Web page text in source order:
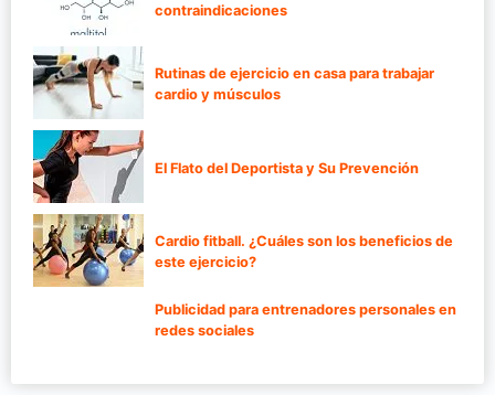
contraindicaciones
Rutinas de ejercicio en casa para trabajar
cardio y músculos
El Flato del Deportista y Su Prevención
Cardio fitball. ¿Cuáles son los beneficios de
este ejercicio?
Publicidad para entrenadores personales en
redes sociales